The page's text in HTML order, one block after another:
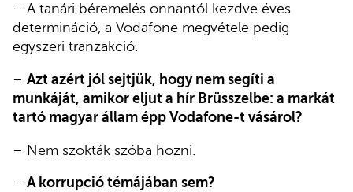
– A tanári béremelés onnantól kezdve éves
determináció, a Vodafone megvétele pedig
egyszeri tranzakció.
– Azt azért jól sejtjük, hogy nem segíti a
munkáját, amikor eljut a hír Brüsszelbe: a markát
tartó magyar állam épp Vodafone-t vásárol?
– Nem szokták szóba hozni.
– A korrupció témájában sem?